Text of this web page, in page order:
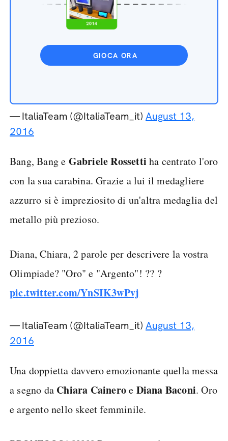
GIOCA ORA
— ItaliaTeam (@ItaliaTeam_it) August 13,
2016
Bang, Bang e Gabriele Rossetti ha centrato l'oro
con la sua carabina. Grazie a lui il medagliere
azzurro si è impreziosito di un'altra medaglia del
metallo più prezioso.
Diana, Chiara, 2 parole per descrivere la vostra
Olimpiade? "Oro" e "Argento"! ?? ?
pic.twitter.com/YnSIK3wPvj
— ItaliaTeam (@ItaliaTeam_it) August 13,
2016
Una doppietta davvero emozionante quella messa
a segno da Chiara Caineroe Diana Baconi. Oro
e argento nello skeet femminile.